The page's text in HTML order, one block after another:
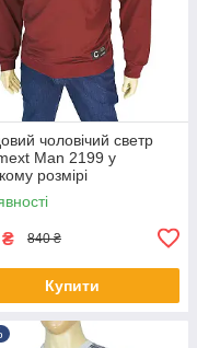
чоловічий светр
Man 2199 у
розмірі
₴ 840 ₴
Купити